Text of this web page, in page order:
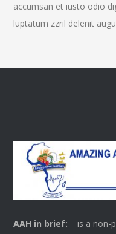
accumsan et iusto odio
luptatum zzril delenit
AAH in brief: is a non-